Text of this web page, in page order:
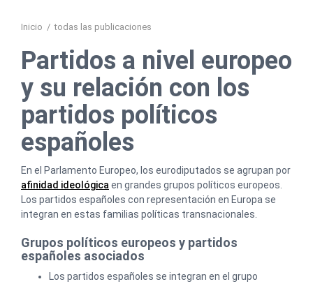
Inicio / todas las publicaciones
Partidos a nivel europeo
y su relación con los
partidos políticos
españoles
En el Parlamento Europeo, los eurodiputados se agrupan por
afinidad ideológica en grandes grupos políticos europeos.
Los partidos españoles con representación en Europa se
integran en estas familias políticas transnacionales.
Grupos políticos europeos y partidos
españoles asociados
Los partidos españoles se integran en el grupo